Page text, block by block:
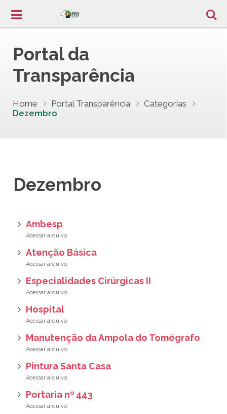
Portal da
Transparência
Home Portal Transparência
Categorias
Dezembro
Dezembro
Ambesp
Atenção Básica
Especialidades Cirúrgicas II
Hospital
Manutenção da Ampola do Tomógrafo
Pintura Santa Casa
Portaria nº 443